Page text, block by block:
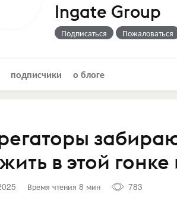
Ingate Group
Подписаться Пожаловаться
подписчики о блоге
в этой
Время чтения 8 мин 783